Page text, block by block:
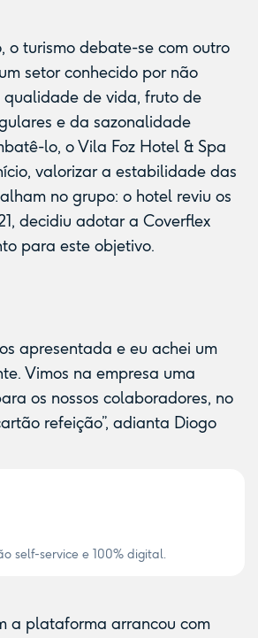
o turismo debate-se com outro
setor conhecido por não
de vida, fruto de
e da sazonalidade
lo, o Vila Foz Hotel & Spa
valorizar a estabilidade das
no grupo: o hotel reviu os
decidiu adotar a Coverflex
para este objetivo.
apresentada e eu achei um
Vimos na empresa uma
os nossos colaboradores, no
refeição”, adianta Diogo
self-service e 100% digital.
a plataforma arrancou com